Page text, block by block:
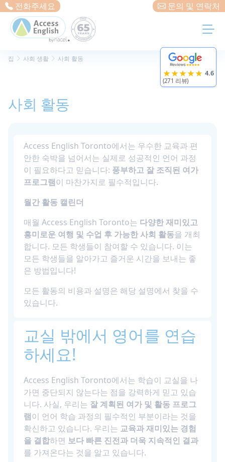
전화주세요 문의 및 연락처
★★★★★ 4.6
(271 리뷰)
집 사회 생활 사회 활동
사회 활동
Access English Toronto에서는 우수한 교육과 편
안한 숙박을 넘어서는 실제로 성공적인 언어 과정
이 필요하다고 믿습니다: 풍부하고 잘 조직된 여가
프로그램이 마찬가지로 필수적입니다.
월간 활동 캘린더
매월 Access English Toronto는 다양한 재미있고
흥미로운 여행 및 수업 후 가능한 사회 활동을 개최
합니다. 모든 학생들이 참여할 수 있습니다. 이는
모든 학생들을 알아가고 즐거운 시간을 보내는 좋
은 방법입니다!
모든 활동의 비용과 설명은 해당 설명에서 찾을 수
있습니다.
교실 밖에서 영어를 연습
하세요!
Access English Toronto에서는 학습이 교실을 나
가면 중단되지 않는다는 점을 강력하게 믿고 있습
니다. 사실, 우리는 잘 계획된 여가 및 활동 프로그
램이 언어 학습 과정의 필수적인 부분이라는 것을
확신하고 있습니다. 우리는 교육과 재미있는 경험
을 결합하면 보다 빠른 진전과 더욱 지속적인 결과
를 가져온다는 것을 알고 있습니다.
Cookies management panel